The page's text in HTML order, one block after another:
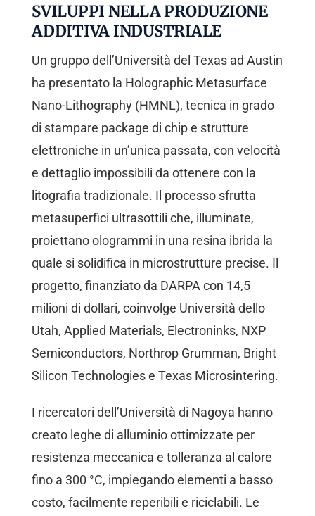
SVILUPPI NELLA PRODUZIONE
ADDITIVA INDUSTRIALE
Un gruppo dell’Università del Texas ad Austin
ha presentato la Holographic Metasurface
Nano-Lithography (HMNL), tecnica in grado
di stampare package di chip e strutture
elettroniche in un’unica passata, con velocità
e dettaglio impossibili da ottenere con la
litografia tradizionale. Il processo sfrutta
metasuperfici ultrasottili che, illuminate,
proiettano ologrammi in una resina ibrida la
quale si solidifica in microstrutture precise. Il
progetto, finanziato da DARPA con 14,5
milioni di dollari, coinvolge Università dello
Utah, Applied Materials, Electroninks, NXP
Semiconductors, Northrop Grumman, Bright
Silicon Technologies e Texas Microsintering.
I ricercatori dell’Università di Nagoya hanno
creato leghe di alluminio ottimizzate per
resistenza meccanica e tolleranza al calore
fino a 300 °C, impiegando elementi a basso
costo, facilmente reperibili e riciclabili. Le